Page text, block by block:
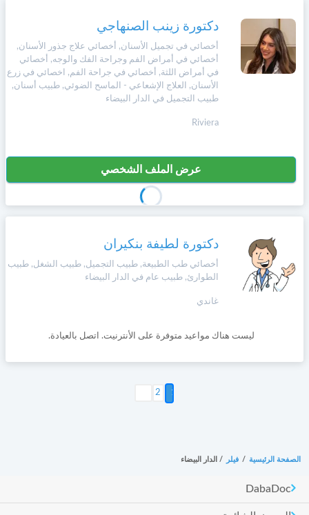
دكتورة زينب الصنهاجي
أخصائي في تجميل الأسنان, أخصائي علاج جذور الأسنان,
أخصائي في أمراض الفم وجراحة الفك والوجه, أخصائي
في أمراض اللثة, أخصائي في جراحة الفم, اخصائي في زرع
الأسنان, العلاج الإشعاعي - الماسح الضوئي, طبيب أسنان,
طبيب التجميل في الدار البيضاء
Riviera
عرض الملف الشخصي
دكتورة لطيفة بنكيران
أخصائي طب الطبيعة, طبيب التجميل, طبيب الشغل, طبيب
الطوارئ, طبيب عام في الدار البيضاء
غاندي
ليست هناك مواعيد متوفرة على الأنترنيت. اتصل بالعيادة.
2التالي >
الصفحة الرئيسية / فيلر / الدار البيضاء
DabaDoc